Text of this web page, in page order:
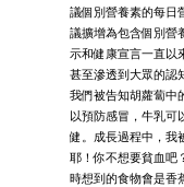
議個別營養素的每日
議擴增為包含個別營
示和健康宣言一直以
甚至滲透到大眾的認
我們被告知胡蘿蔔中
以預防感冒，牛乳可
健。成長過程中，我
耶！你不想要貧血吧
時想到的食物會是香